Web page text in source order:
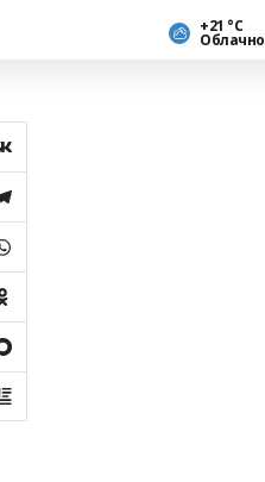
+21 °С
Облачно